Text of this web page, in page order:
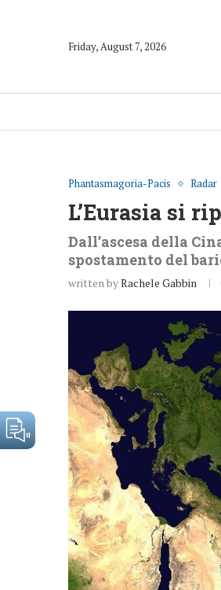
Friday, August 7, 2026
Phantasmagoria-Pacis Radar
L’Eurasia si
Dall’ascesa della
spostamento del
written byRachele Gabbin